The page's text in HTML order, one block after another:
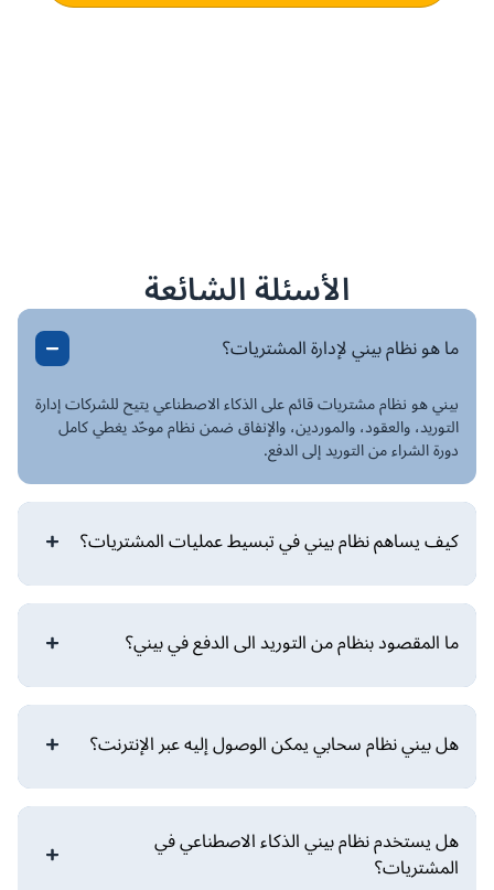
الأسئلة الشائعة
ما هو نظام بيني لإدارة المشتريات؟
بيني هو نظام مشتريات قائم على الذكاء الاصطناعي يتيح للشركات إدارة
التوريد، والعقود، والموردين، والإنفاق ضمن نظام موحّد يغطي كامل
دورة الشراء من التوريد إلى الدفع.
كيف يساهم نظام بيني في تبسيط عمليات المشتريات؟
ما المقصود بنظام من التوريد الى الدفع في بيني؟
هل بيني نظام سحابي يمكن الوصول إليه عبر الإنترنت؟
هل يستخدم نظام بيني الذكاء الاصطناعي في
المشتريات؟